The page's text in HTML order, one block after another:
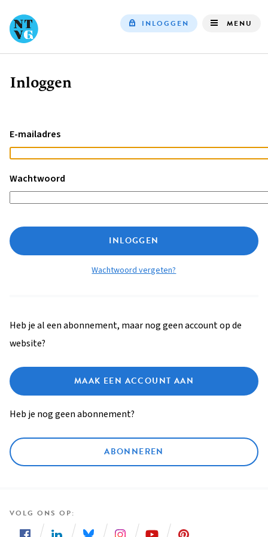
INLOGGEN MENU
Kruimelpad
Inloggen
E-mailadres
Wachtwoord
INLOGGEN
Wachtwoord vergeten?
Heb je al een abonnement, maar nog geen account op de
website?
MAAK EEN ACCOUNT AAN
Heb je nog geen abonnement?
ABONNEREN
VOLG ONS OP